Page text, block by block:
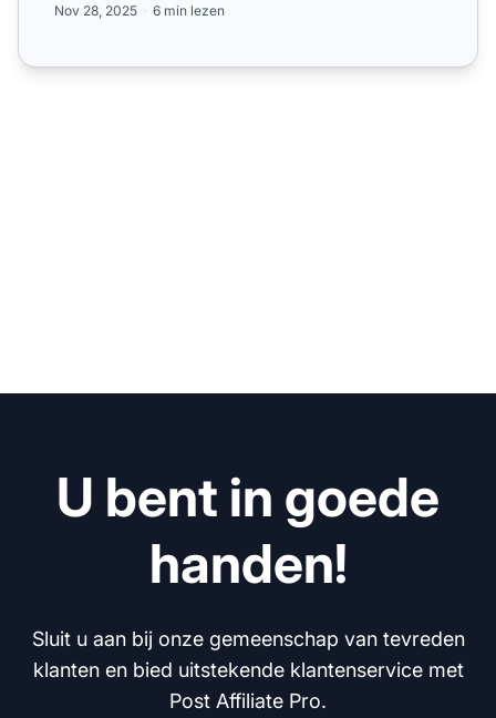
Nov 28, 2025 6 min lezen
U bent in goede
handen!
Sluit u aan bij onze gemeenschap van tevreden
klanten en bied uitstekende klantenservice met
Post Affiliate Pro.